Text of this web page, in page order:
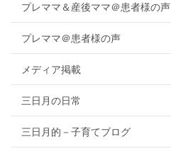
プレママ＆産後ママ＠患者様の声
プレママ＠患者様の声
メディア掲載
三日月の日常
三日月的－子育てブログ